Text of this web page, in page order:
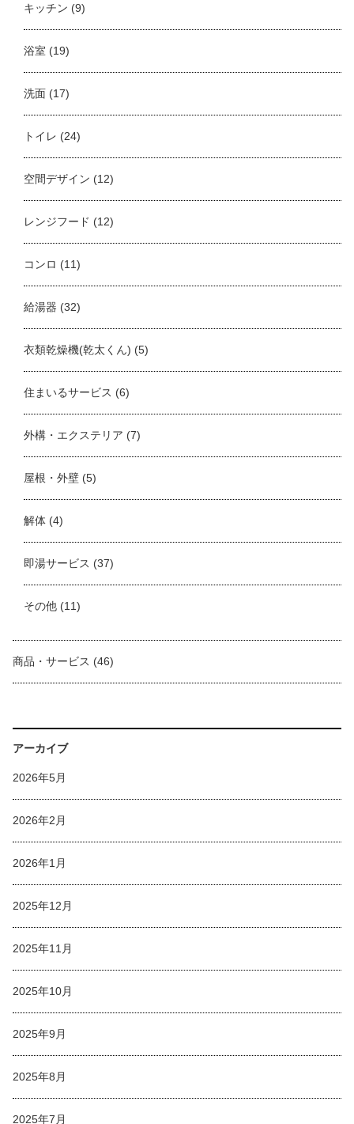
キッチン (9)
浴室 (19)
洗面 (17)
トイレ (24)
空間デザイン (12)
レンジフード (12)
コンロ (11)
給湯器 (32)
衣類乾燥機(乾太くん) (5)
住まいるサービス (6)
外構・エクステリア (7)
屋根・外壁 (5)
解体 (4)
即湯サービス (37)
その他 (11)
商品・サービス (46)
アーカイブ
2026年5月
2026年2月
2026年1月
2025年12月
2025年11月
2025年10月
2025年9月
2025年8月
2025年7月